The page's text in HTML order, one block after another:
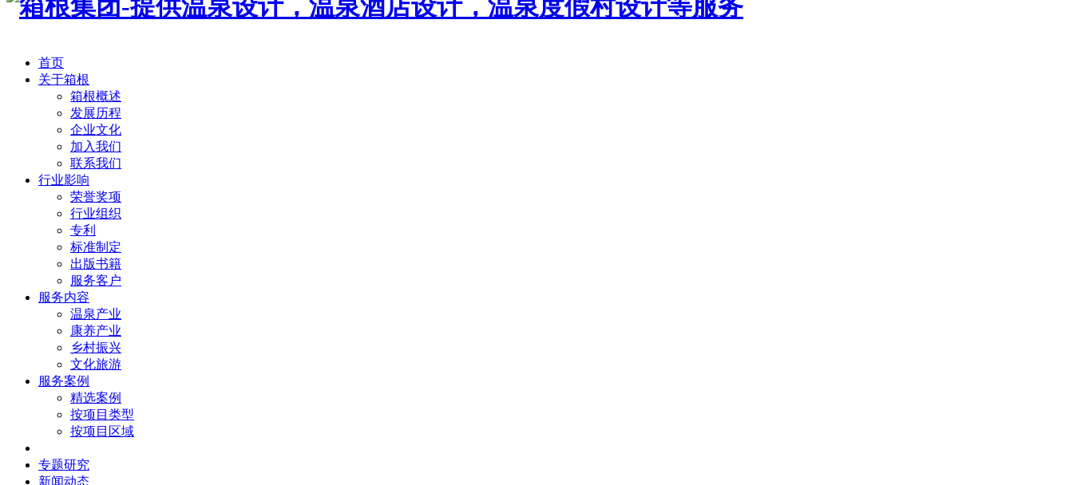
首页
关于箱根
箱根概述
发展历程
企业文化
加入我们
联系我们
行业影响
荣誉奖项
行业组织
专利
标准制定
出版书籍
服务客户
服务内容
温泉产业
康养产业
乡村振兴
文化旅游
服务案例
精选案例
按项目类型
按项目区域
专题研究
新闻动态